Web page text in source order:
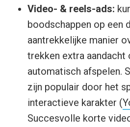
Video- & reels-ads:
boodschappen op een
aantrekkelijke manier
trekken extra aandacht
automatisch afspelen.
zijn populair door het
interactieve karakter (
Succesvolle korte